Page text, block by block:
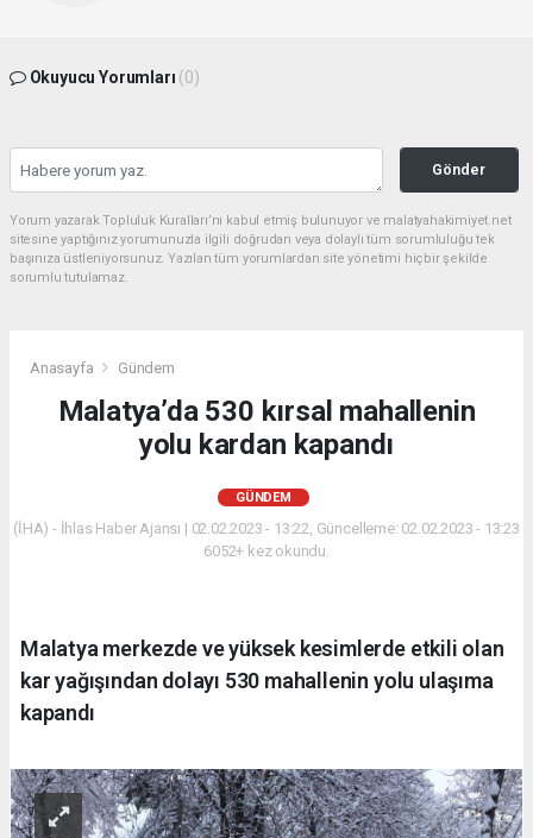
Okuyucu Yorumları (0)
Gönder
Yorum yazarak Topluluk Kuralları’nı kabul etmiş bulunuyor ve malatyahakimiyet.net
sitesine yaptığınız yorumunuzla ilgili doğrudan veya dolaylı tüm sorumluluğu tek
başınıza üstleniyorsunuz. Yazılan tüm yorumlardan site yönetimi hiçbir şekilde
sorumlu tutulamaz.
Anasayfa Gündem
Malatya’da 530 kırsal mahallenin
yolu kardan kapandı
GÜNDEM
(İHA) - İhlas Haber Ajansı | 02.02.2023 - 13:22, Güncelleme: 02.02.2023 - 13:23
6052+ kez okundu.
Malatya merkezde ve yüksek kesimlerde etkili olan
kar yağışından dolayı 530 mahallenin yolu ulaşıma
kapandı